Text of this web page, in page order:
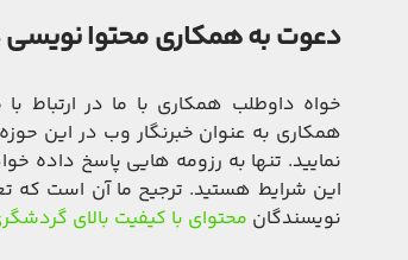
دعوت به همکاری محتوا نویسی
خواه داوطلب همکاری با ما در ارتباط
همکاری به عنوان خبرنگار وب در این
نمایید. تنها به رزومه هایی پاسخ داده
این شرایط هستید. ترجیح ما آن است که
نویسندگان محتوای با کیفیت بالای